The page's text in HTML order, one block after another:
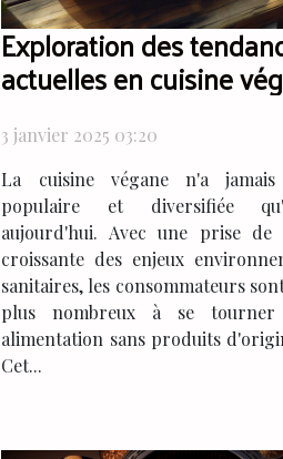
Exploration des
actuelles en cuisine
3 janvier 2025 03:20
La cuisine végane n'a
populaire et diversifiée
aujourd'hui. Avec une prise de
croissante des enjeux
sanitaires, les consommateurs
plus nombreux à se
alimentation sans produits
Cet...